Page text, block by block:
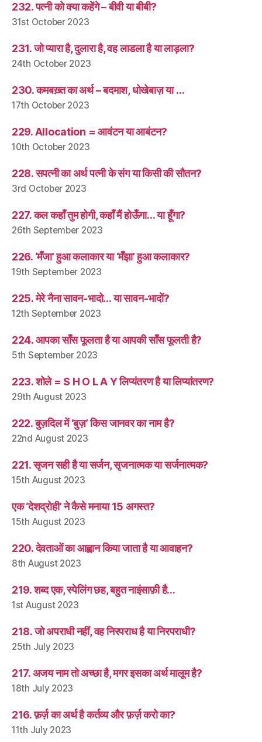
232. पत्नी को क्या कहेंगे – बीवी या बीबी?
31st October 2023
231. जो प्यारा है, दुलारा है, वह लाडला है या लाड़ला?
24th October 2023
230. कमबख़्त का अर्थ – बदमाश, धोखेबाज़ या …
17th October 2023
229. Allocation = आवंटन या आबंटन?
10th October 2023
228. सपत्नी का अर्थ पत्नी के संग या किसी की सौतन?
3rd October 2023
227. कल कहाँ तुम होगी, कहाँ मैं होऊँगा… या हूँगा?
26th September 2023
226. ‘मँजा’ हुआ कलाकार या ‘मँझा’ हुआ कलाकार?
19th September 2023
225. मेरे नैना सावन-भादो… या सावन-भादों?
12th September 2023
224. आपका साँस फूलता है या आपकी साँस फूलती है?
5th September 2023
223. शोले = S H O L A Y लिप्यंतरण है या लिप्यांतरण?
29th August 2023
222. बुज़दिल में ‘बुज़’ किस जानवर का नाम है?
22nd August 2023
221. सृजन सही है या सर्जन, सृजनात्मक या सर्जनात्मक?
15th August 2023
एक ‘देशद्रोही’ ने कैसे मनाया 15 अगस्त?
15th August 2023
220. देवताओं का आह्वान किया जाता है या आवाहन?
8th August 2023
219. शब्द एक, स्पेलिंग छह, बहुत नाइंसाफ़ी है…
1st August 2023
218. जो अपराधी नहीं, वह निरपराध है या निरपराधी?
25th July 2023
217. अजय नाम तो अच्छा है, मगर इसका अर्थ मालूम है?
18th July 2023
216. फ़र्ज़ का अर्थ है कर्तव्य और फ़र्ज़ करो का?
11th July 2023